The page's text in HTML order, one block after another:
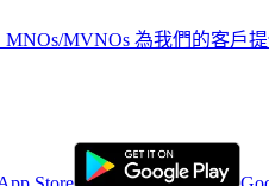
MVNOs 為我們的客戶